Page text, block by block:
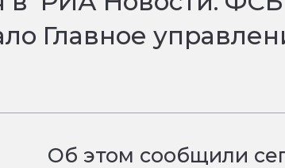
Главное
Об этом сообщили